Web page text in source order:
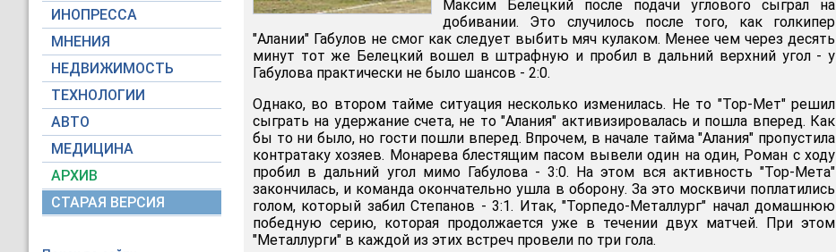
ИНОПРЕССА
МНЕНИЯ
НЕДВИЖИМОСТЬ
ТЕХНОЛОГИИ
АВТО
МЕДИЦИНА
АРХИВ
СТАРАЯ ВЕРСИЯ
Максим Белецкий после подачи углового сыграл на
добивании. Это случилось после того, как голкипер
"Алании" Габулов не смог как следует выбить мяч кулаком. Менее чем через десять
минут тот же Белецкий вошел в штрафную и пробил в дальний верхний угол - у
Габулова практически не было шансов - 2:0.
Однако, во втором тайме ситуация несколько изменилась. Не то "Тор-Мет" решил
сыграть на удержание счета, не то "Алания" активизировалась и пошла вперед. Как
бы то ни было, но гости пошли вперед. Впрочем, в начале тайма "Алания" пропустила
контратаку хозяев. Монарева блестящим пасом вывели один на один, Роман с ходу
пробил в дальний угол мимо Габулова - 3:0. На этом вся активность "Тор-Мета"
закончилась, и команда окончательно ушла в оборону. За это москвичи поплатились
голом, который забил Степанов - 3:1. Итак, "Торпедо-Металлург" начал домашнюю
победную серию, которая продолжается уже в течении двух матчей. При этом
"Металлурги" в каждой из этих встреч провели по три гола.